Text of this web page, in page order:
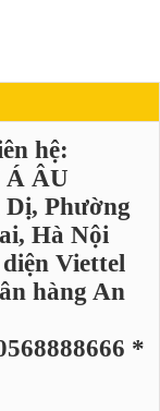
hệ:
Á ÂU
Dị, Phường
Hà Nội
Viettel
hàng An
*